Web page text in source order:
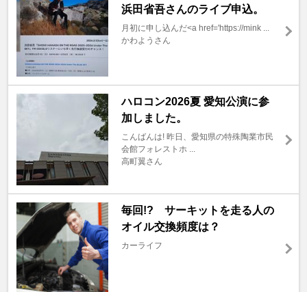
浜田省吾さんのライブ申込。
月初に申し込んだ<a href='https://mink ...
かわようさん
ハロコン2026夏 愛知公演に参
加しました。
こんばんは! 昨日、愛知県の特殊陶業市民
会館フォレストホ ...
高町翼さん
毎回!? サーキットを走る人の
オイル交換頻度は？
カーライフ